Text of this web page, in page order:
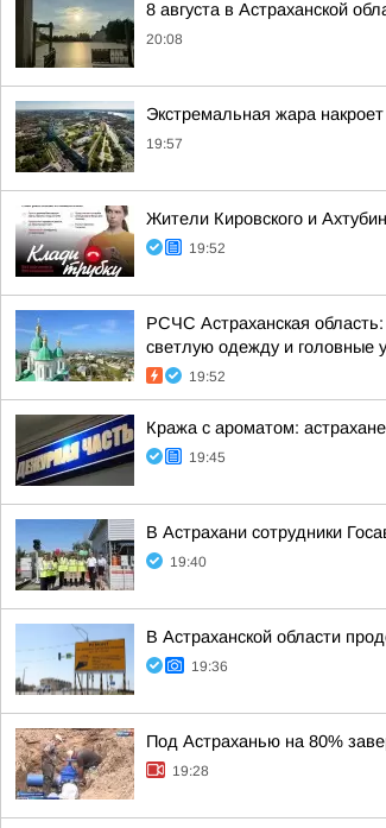
8 августа в Астраханской
20:08
Экстремальная жара
19:57
Жители Кировского и
19:52
РСЧС Астраханская
светлую одежду и головные
19:52
Кража с ароматом:
19:45
В Астрахани сотрудники
19:40
В Астраханской области
19:36
Под Астраханью на 80%
19:28